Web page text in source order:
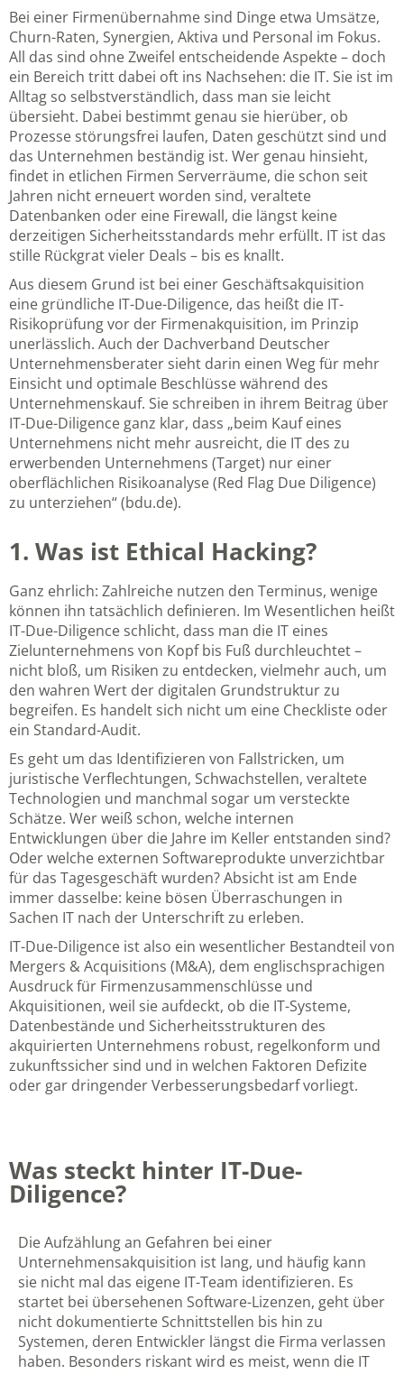
Bei einer Firmenübernahme sind Dinge etwa Umsätze,
Churn-Raten, Synergien, Aktiva und Personal im Fokus.
All das sind ohne Zweifel entscheidende Aspekte – doch
ein Bereich tritt dabei oft ins Nachsehen: die IT. Sie ist im
Alltag so selbstverständlich, dass man sie leicht
übersieht. Dabei bestimmt genau sie hierüber, ob
Prozesse störungsfrei laufen, Daten geschützt sind und
das Unternehmen beständig ist. Wer genau hinsieht,
findet in etlichen Firmen Serverräume, die schon seit
Jahren nicht erneuert worden sind, veraltete
Datenbanken oder eine Firewall, die längst keine
derzeitigen Sicherheitsstandards mehr erfüllt. IT ist das
stille Rückgrat vieler Deals – bis es knallt.
Aus diesem Grund ist bei einer Geschäftsakquisition
eine gründliche IT-Due-Diligence, das heißt die IT-
Risikoprüfung vor der Firmenakquisition, im Prinzip
unerlässlich. Auch der Dachverband Deutscher
Unternehmensberater sieht darin einen Weg für mehr
Einsicht und optimale Beschlüsse während des
Unternehmenskauf. Sie schreiben in ihrem Beitrag über
IT-Due-Diligence ganz klar, dass „beim Kauf eines
Unternehmens nicht mehr ausreicht, die IT des zu
erwerbenden Unternehmens (Target) nur einer
oberflächlichen Risikoanalyse (Red Flag Due Diligence)
zu unterziehen“ (bdu.de).
1. Was ist Ethical Hacking?
Ganz ehrlich: Zahlreiche nutzen den Terminus, wenige
können ihn tatsächlich definieren. Im Wesentlichen heißt
IT-Due-Diligence schlicht, dass man die IT eines
Zielunternehmens von Kopf bis Fuß durchleuchtet –
nicht bloß, um Risiken zu entdecken, vielmehr auch, um
den wahren Wert der digitalen Grundstruktur zu
begreifen. Es handelt sich nicht um eine Checkliste oder
ein Standard-Audit.
Es geht um das Identifizieren von Fallstricken, um
juristische Verflechtungen, Schwachstellen, veraltete
Technologien und manchmal sogar um versteckte
Schätze. Wer weiß schon, welche internen
Entwicklungen über die Jahre im Keller entstanden sind?
Oder welche externen Softwareprodukte unverzichtbar
für das Tagesgeschäft wurden? Absicht ist am Ende
immer dasselbe: keine bösen Überraschungen in
Sachen IT nach der Unterschrift zu erleben.
IT-Due-Diligence ist also ein wesentlicher Bestandteil von
Mergers & Acquisitions (M&A), dem englischsprachigen
Ausdruck für Firmenzusammenschlüsse und
Akquisitionen, weil sie aufdeckt, ob die IT-Systeme,
Datenbestände und Sicherheitsstrukturen des
akquirierten Unternehmens robust, regelkonform und
zukunftssicher sind und in welchen Faktoren Defizite
oder gar dringender Verbesserungsbedarf vorliegt.
Was steckt hinter IT-Due-
Diligence?
Die Aufzählung an Gefahren bei einer
Unternehmensakquisition ist lang, und häufig kann
sie nicht mal das eigene IT-Team identifizieren. Es
startet bei übersehenen Software-Lizenzen, geht über
nicht dokumentierte Schnittstellen bis hin zu
Systemen, deren Entwickler längst die Firma verlassen
haben. Besonders riskant wird es meist, wenn die IT